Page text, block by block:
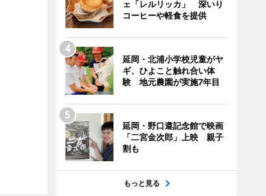
ェ「レルリッカ」 深いり
コーヒーや軽食を提供
延岡・北浦小学校児童がヤ
ギ、ひよこと触れ合い体
験 地元農園が実施7年目
延岡・野口遵記念館で映画
「二宮金次郎」上映 親子
割も
もっと見る